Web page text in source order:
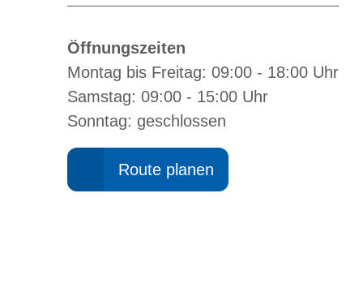
Öffnungszeiten
Montag bis Freitag: 09:00 - 18:00 Uhr
Samstag: 09:00 - 15:00 Uhr
Sonntag: geschlossen
Route planen